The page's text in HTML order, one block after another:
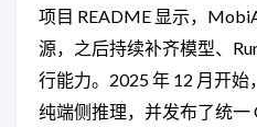
项目 README 显示，
源，之后持续补齐模型、
行能力。2025 年 12 月开
纯端侧推理，并发布了统一